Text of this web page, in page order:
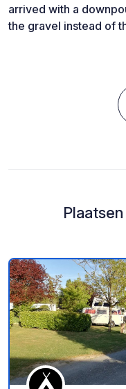
arrived with a
the gravel instead of